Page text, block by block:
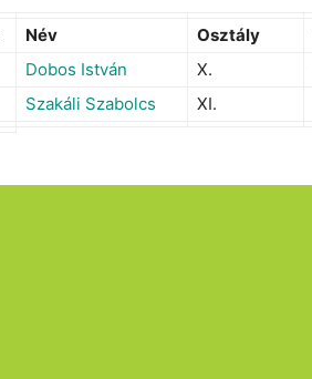
Név Osztály
Dobos István X.
Szakáli Szabolcs XI.